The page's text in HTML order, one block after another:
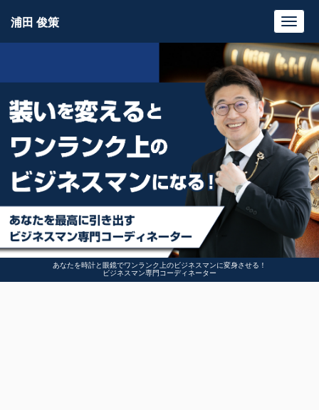
あなたを時計と眼鏡でワンランク上のビジネスマンに変身させる！
ビジネスマン専門コーディネーター
浦田 俊策